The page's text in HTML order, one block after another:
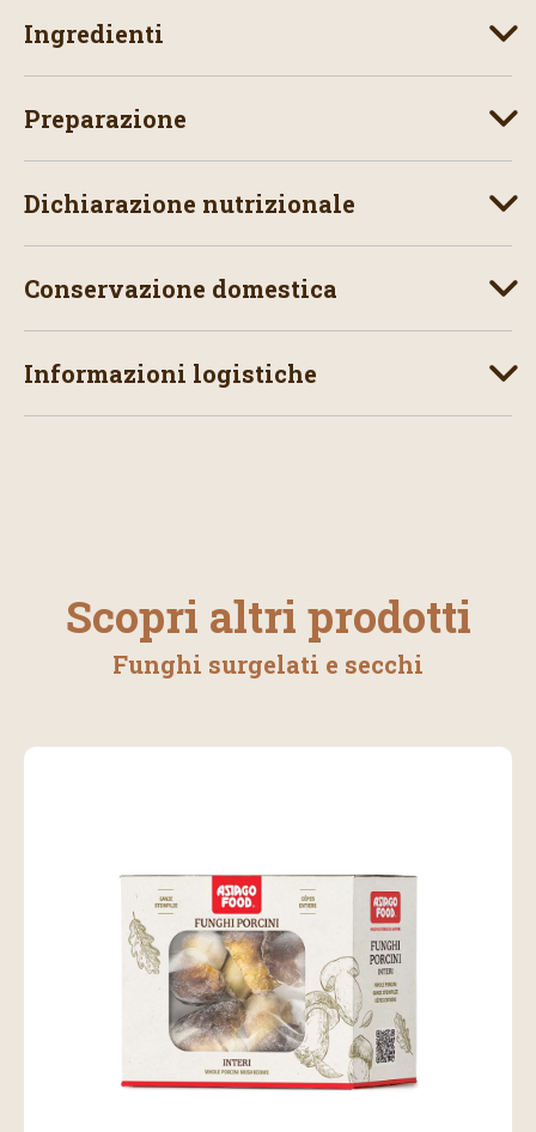
Ingredienti
Preparazione
Dichiarazione nutrizionale
Conservazione domestica
Informazioni logistiche
Scopri altri prodotti
Funghi surgelati e secchi